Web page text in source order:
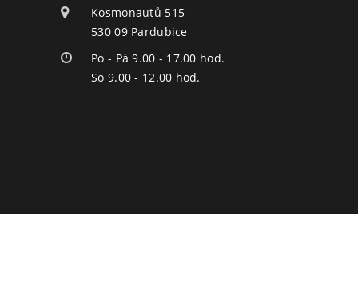
Kosmonautů 515
530 09 Pardubice
Po - Pá 9.00 - 17.00 hod.
So 9.00 - 12.00 hod.